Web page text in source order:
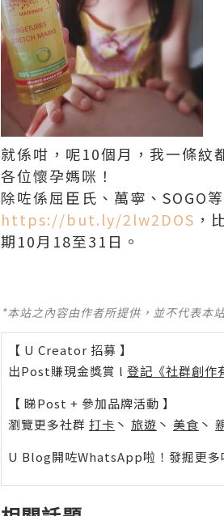
就係咁，呢10個月，我一條紋
各位懷孕媽咪！
除咗係屈臣氏、萬寧、SOGO
https://but.ly/2lw2DOS ，
期10月18至31日。
*本站之內容由作者所提供，並不代表本
【 U Creator 招募 】
出Post賺現金獎賞 l 登記《社群創作
【 睇Post + 參加品牌活動 】
瀏覽更多社群 打卡 丶 旅遊 丶 美食 丶
U Blog開咗WhatsApp啦！發掘更多